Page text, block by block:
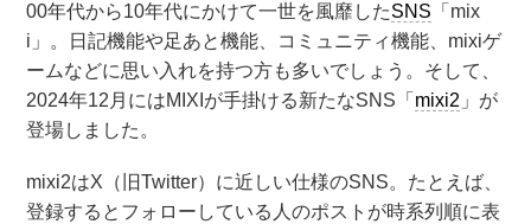
00年代から10年代にかけて一世を風靡したSNS 「mix
i」。日記機能や足あと機能、コミュニティ機能、mixiゲ
ームなどに思い入れを持つ方も多いでしょう。そして、
2024年12月にはMIXIが手掛ける新たなSNS「 mixi2 」が
登場しました。
mixi2はX（旧Twitter）に近しい仕様のSNS。たとえば、
登録するとフォローしている人のポストが時系列順に表